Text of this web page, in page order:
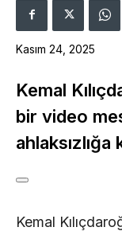
Kasım 24, 2025
Kemal
bir video
ahlaksızlığa
Kemal